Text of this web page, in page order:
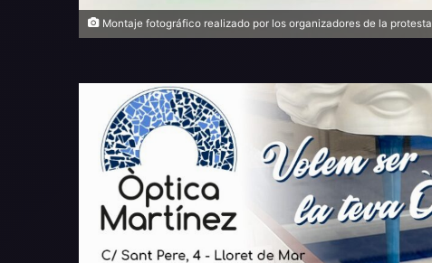
Montaje fotográfico realizado por los organizadores de la protesta